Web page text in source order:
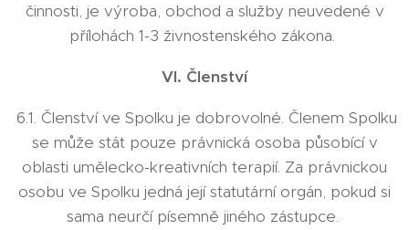
činnosti, je výroba, obchod a služby neuvedené v
přílohách 1-3 živnostenského zákona.
VI. Členství
6.1. Členství ve Spolku je dobrovolné. Členem Spolku
se může stát pouze právnická osoba působící v
oblasti umělecko-kreativních terapií. Za právnickou
osobu ve Spolku jedná její statutární orgán, pokud si
sama neurčí písemně jiného zástupce.